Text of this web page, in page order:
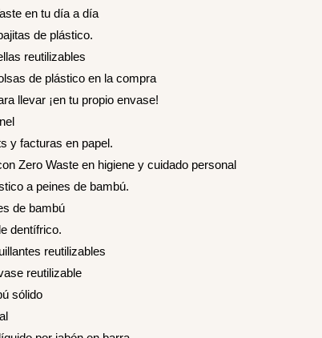
en tu día a día
de plástico.
reutilizables
de plástico en la compra
llevar ¡en tu propio envase!
y facturas en papel.
Zero Waste en higiene y cuidado personal
a peines de bambú.
de bambú
dentífrico.
reutilizables
reutilizable
sólido